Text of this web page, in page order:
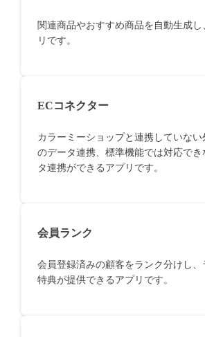
関連商品やおすすめ商品を自動生成
リです。
ECコネクター
カラーミーショップと連携していない
のデータ連携、標準機能では対応でき
タ連携ができるアプリです。
会員ランク
会員登録済みの顧客をランク分けし、
特典が提供できるアプリです。